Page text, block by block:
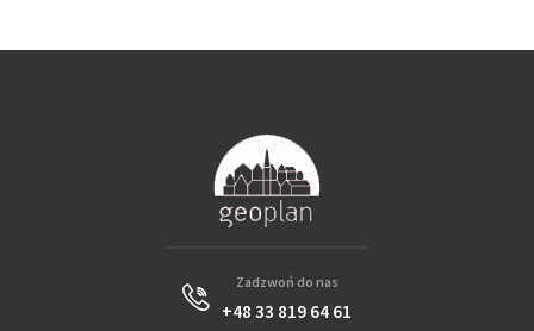
Zadzwoń do nas
+48 33 819 64 61